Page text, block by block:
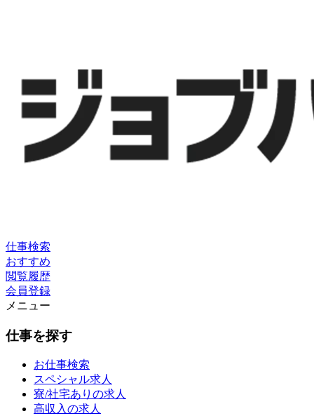
仕事検索
おすすめ
閲覧履歴
会員登録
メニュー
仕事を探す
お仕事検索
スペシャル求人
寮/社宅ありの求人
高収入の求人